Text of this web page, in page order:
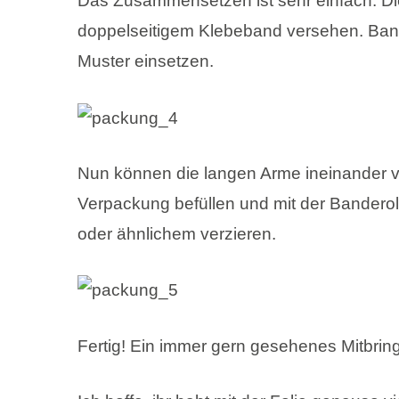
doppelseitigem Klebeband versehen.
Muster einsetzen.
Nun können die langen Arme ineinander
Verpackung befüllen und mit der
oder ähnlichem verzieren.
Fertig! Ein immer gern gesehenes